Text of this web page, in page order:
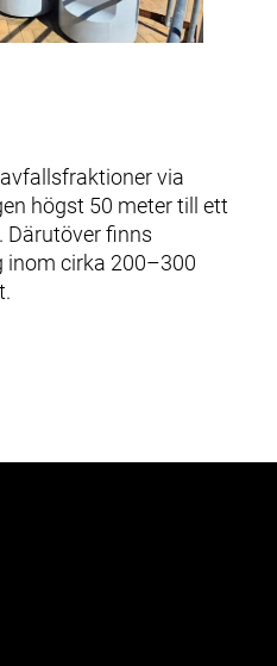
via
högst 50 meter till ett
Därutöver finns
cirka 200–300